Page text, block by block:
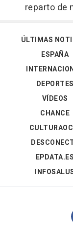
reparto de
ÚLTIMAS
ESPAÑA
DEPORTES
VÍDEOS
CHANCE
EPDATA.ES